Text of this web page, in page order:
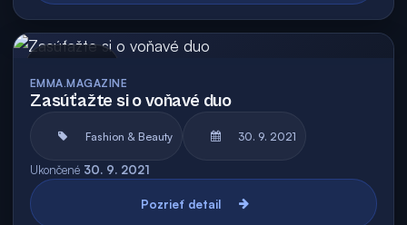
EMMA.MAGAZINE
Zasúťažte si o voňavé duo
Fashion & Beauty 30. 9. 2021
Ukončené 30. 9. 2021
Pozrieť detail